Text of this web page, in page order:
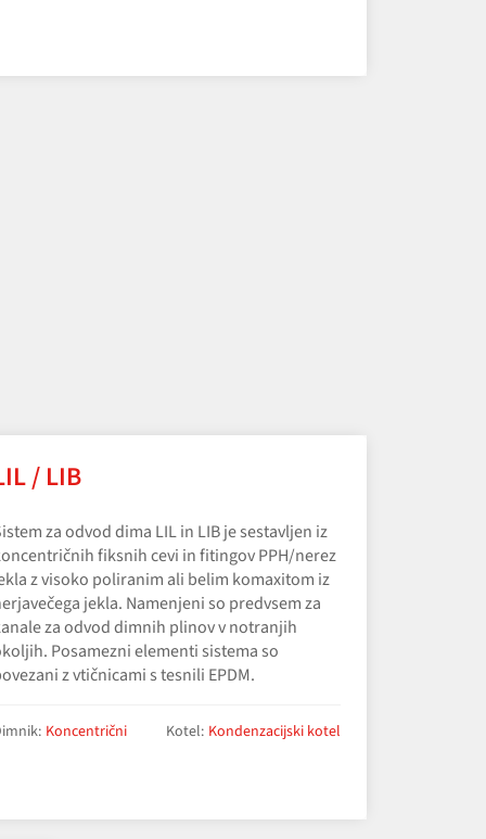
/ LIB
za odvod dima LIL in LIB je sestavljen iz
fiksnih cevi in fitingov PPH/​nerez
z visoko poliranim ali belim komaxitom iz
jekla. Namenjeni so predvsem za
za odvod dimnih plinov v notranjih
Posamezni elementi sistema so
z vtičnicami s tesnili EPDM.
Koncentrični Kotel: Kondenzacijski kotel